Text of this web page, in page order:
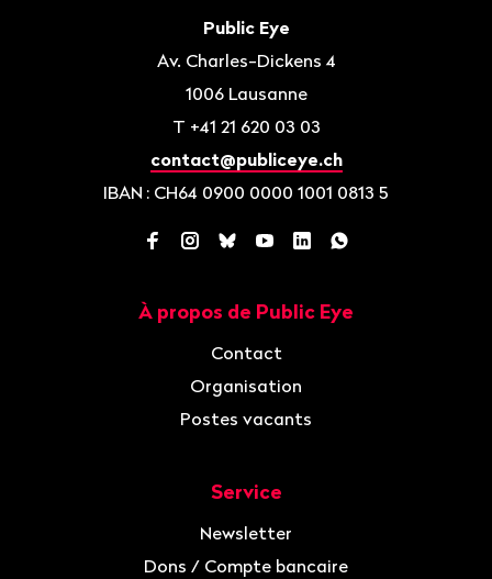
Public Eye
Av. Charles-Dickens 4
1006 Lausanne
T +41 21 620 03 03
contact@publiceye.ch
IBAN : CH64 0900 0000 1001 0813 5
Facebook
Instagram
BlueskyYouTube
LinkedInWhatsApp
À propos de Public Eye
Contact
Organisation
Postes vacants
Service
Newsletter
Dons / Compte bancaire